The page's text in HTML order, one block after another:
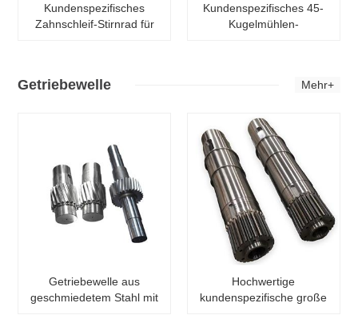
Kundenspezifisches
Zahnschleif-Stirnrad für
Kundenspezifisches 45-
Kugelmühlen-
Getriebewelle Mehr+
Getriebewelle aus
geschmiedetem Stahl mit
Hochwertige
kundenspezifische große